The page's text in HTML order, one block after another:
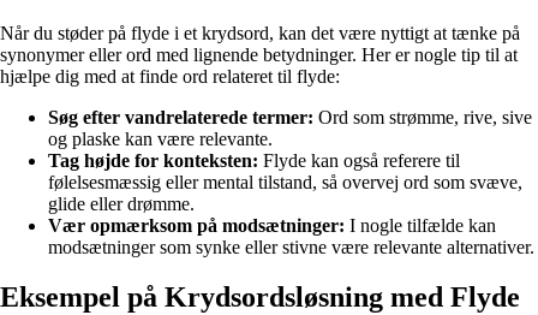
Når du støder på flyde i et krydsord, kan det være nyttigt at tænke på
synonymer eller ord med lignende betydninger. Her er nogle tip til at
hjælpe dig med at finde ord relateret til flyde:
Søg efter vandrelaterede termer: Ord som strømme, rive, sive
og plaske kan være relevante.
Tag højde for konteksten: Flyde kan også referere til
følelsesmæssig eller mental tilstand, så overvej ord som svæve,
glide eller drømme.
Vær opmærksom på modsætninger: I nogle tilfælde kan
modsætninger som synke eller stivne være relevante alternativer.
Eksempel på Krydsordsløsning med Flyde